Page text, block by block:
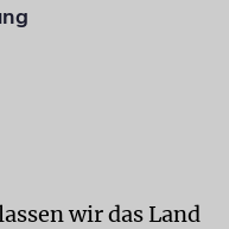
wir das Land